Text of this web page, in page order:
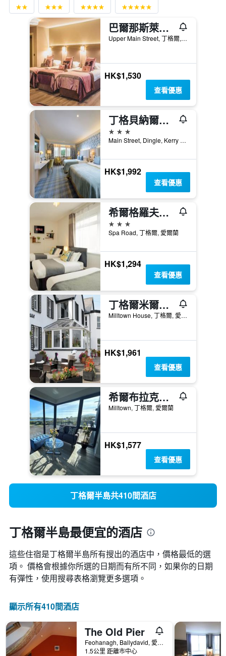
巴爾那斯萊德旅店
Upper Main Street, 丁格爾, 愛爾蘭
HK$1,530
查看優惠
丁格貝納爾斯酒店
3星級
Main Street, Dingle, Kerry V92 Ftk2, 丁格爾, 愛爾蘭
HK$1,992
查看優惠
希爾格羅夫酒店 - 丁格爾
3星級
Spa Road, 丁格爾, 愛爾蘭
HK$1,294
查看優惠
丁格爾米爾敦酒店
Milltown House, 丁格爾, 愛爾蘭
HK$1,961
查看優惠
希爾布拉克小屋住宿加早餐酒店
Milltown, 丁格爾, 愛爾蘭
HK$1,577
查看優惠
丁格爾半島共410間酒店
丁格爾半島最便宜的酒店
這些住宿是丁格爾半島所有搜出的酒店中，價格最低的選
項。 價格會根據你所選的日期而有所不同，如果你的日期
有彈性，使用搜尋表格瀏覽更多選項。
顯示所有410間酒店
The Old Pier
Feohanagh, Ballydavid, 愛爾蘭
1.5公里 距離市中心